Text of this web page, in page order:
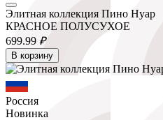
Элитная коллекция Пино Нуар
КРАСНОЕ ПОЛУСУХОЕ
699.99 ₽
В корзину
Россия
Новинка